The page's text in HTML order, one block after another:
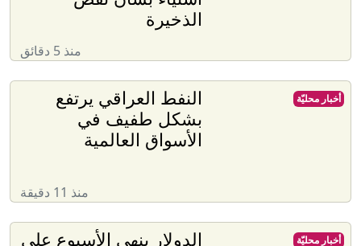
الذخيرة
منذ 5 دقائق
النفط العراقي يرتفع
بشكل طفيف في
الأسواق العالمية
منذ 11 دقيقة
أخبار محليّة
الدولار ينهي الأسبوع على
أخبار محليّة